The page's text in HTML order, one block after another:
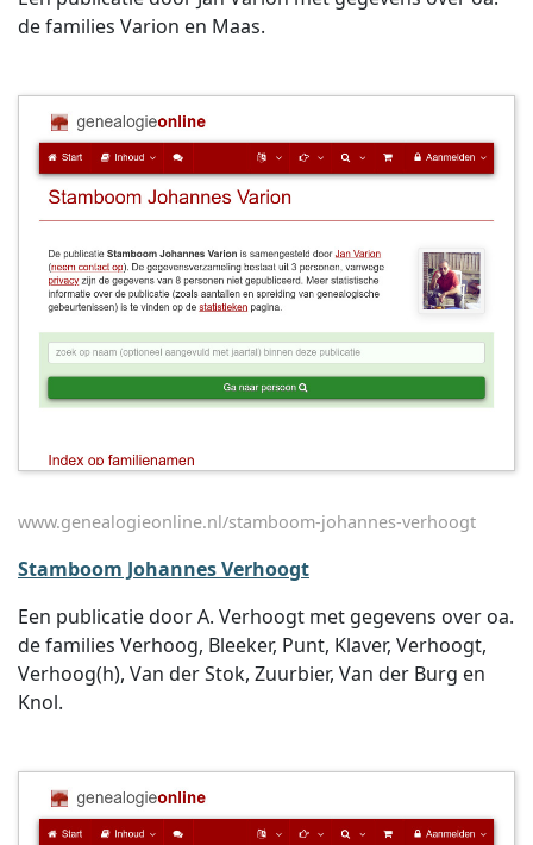
de families Varion en Maas.
www.genealogieonline.nl/stamboom-johannes-verhoogt
Stamboom Johannes Verhoogt
Een publicatie door A. Verhoogt met gegevens over oa.
de families Verhoog, Bleeker, Punt, Klaver, Verhoogt,
Verhoog(h), Van der Stok, Zuurbier, Van der Burg en
Knol.